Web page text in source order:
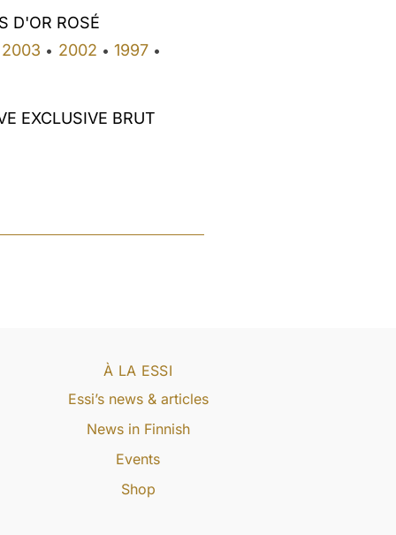
D'OR ROSÉ
2003 • 2002 • 1997 •
EXCLUSIVE BRUT
À LA ESSI
Essi’s news & articles
News in Finnish
Events
Shop